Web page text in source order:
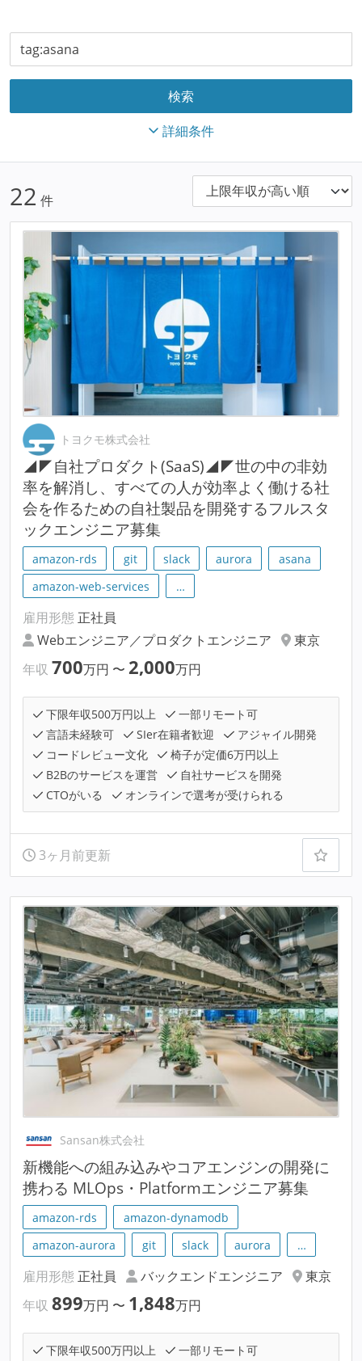
詳細条件
22 件
トヨクモ株式会社
◢◤自社プロダクト(SaaS)◢◤世の中の非効
率を解消し、すべての人が効率よく働ける社
会を作るための自社製品を開発するフルスタ
ックエンジニア募集
amazon-rds git slack aurora
asana
amazon-web-services
…
雇用形態 正社員
Webエンジニア／プロダクトエンジニア
東京
年収 700万円 〜 2,000万円
下限年収500万円以上
一部リモート可
言語未経験可
SIer在籍者歓迎
アジャイル開発
コードレビュー文化
椅子が定価6万円以上
B2Bのサービスを運営
自社サービスを開発
CTOがいる
オンラインで選考が受けられる
3ヶ月前更新
Sansan株式会社
新機能への組み込みやコアエンジンの開発に
携わる MLOps・Platformエンジニア募集
amazon-rds
amazon-dynamodb
amazon-aurora
git slack aurora …
雇用形態 正社員 バックエンドエンジニア
東京
年収 899万円 〜 1,848万円
下限年収500万円以上
一部リモート可